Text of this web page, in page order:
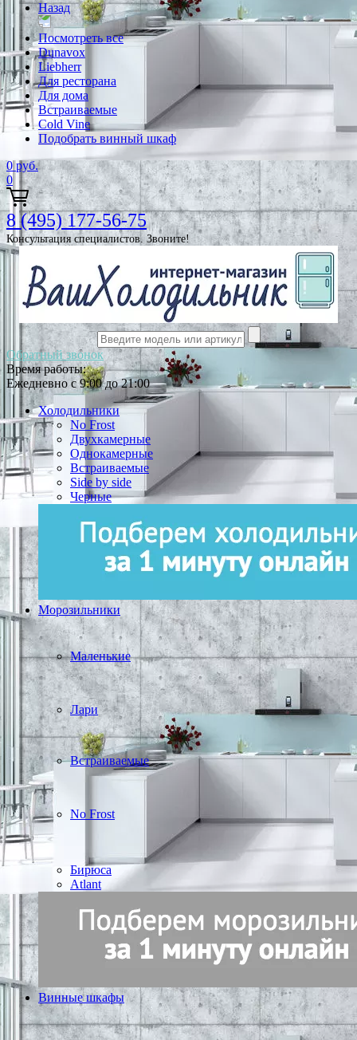
Назад
Посмотреть все
Dunavox
Liebherr
Для ресторана
Для дома
Встраиваемые
Cold Vine
Подобрать винный шкаф
0 руб.
0
8 (495) 177-56-75
Консультация специалистов. Звоните!
Обратный звонок
Время работы:
Ежедневно с 9:00 до 21:00
Холодильники
No Frost
Двухкамерные
Однокамерные
Встраиваемые
Side by side
Черные
Морозильники
Маленькие
Лари
Встраиваемые
No Frost
Бирюса
Atlant
Винные шкафы